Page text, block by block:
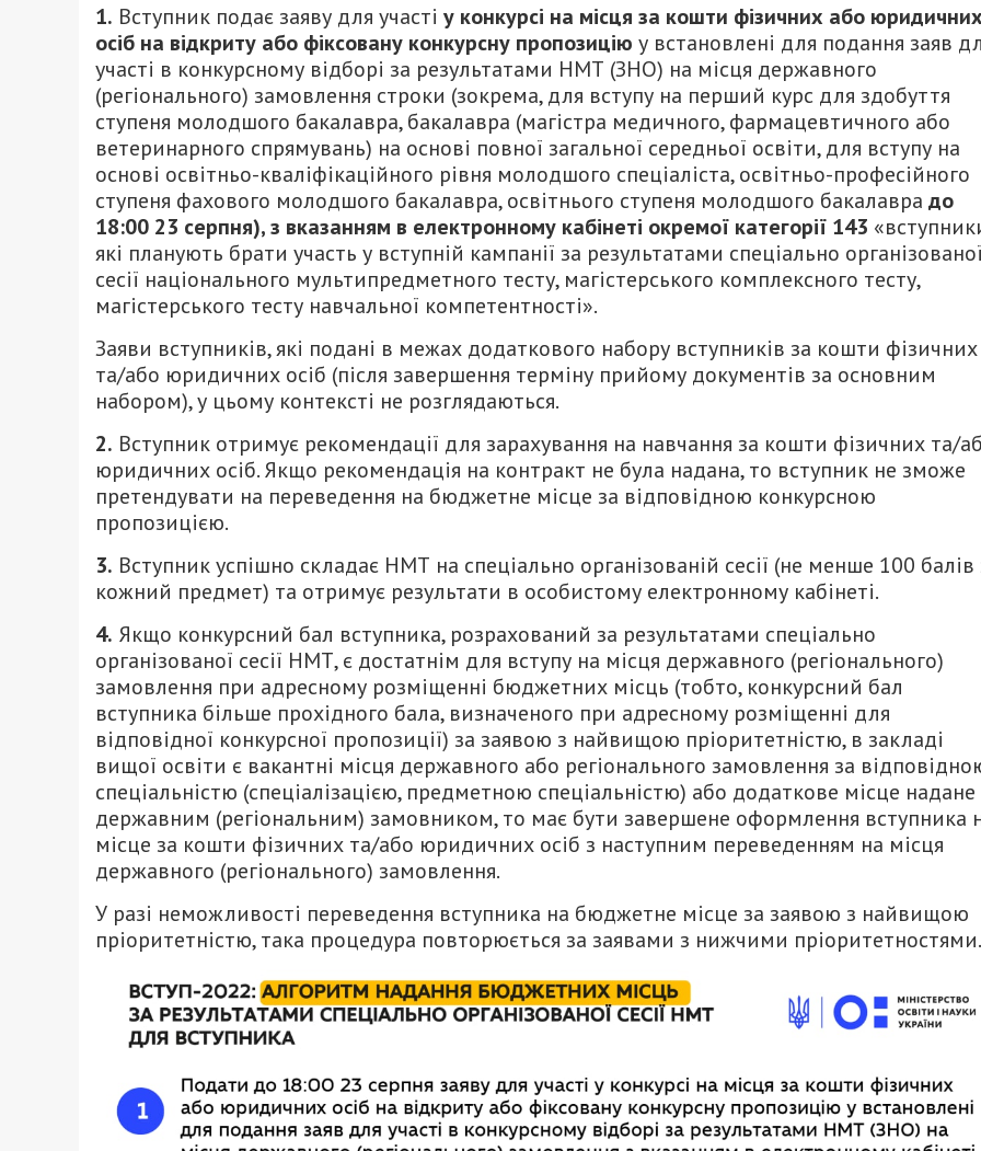
1. Вступник подає заяву для участі у конкурсі на місця за кошти фізичних або юридичних
осіб на відкриту або фіксовану конкурсну пропозицію у встановлені для подання заяв
участі в конкурсному відборі за результатами НМТ (ЗНО) на місця державного
(регіонального) замовлення строки (зокрема, для вступу на перший курс для здобуття
ступеня молодшого бакалавра, бакалавра (магістра медичного, фармацевтичного або
ветеринарного спрямувань) на основі повної загальної середньої освіти, для вступу на
основі освітньо-кваліфікаційного рівня молодшого спеціаліста, освітньо-професійного
ступеня фахового молодшого бакалавра, освітнього ступеня молодшого бакалавра до
18:00 23 серпня),з вказанням в електронному кабінеті окремої категорії 143
які планують брати участь у вступній кампанії за результатами спеціально організованої
сесії національного мультипредметного тесту, магістерського комплексного тесту,
магістерського тесту навчальної компетентності».
Заяви вступників, які подані в межах додаткового набору вступників за кошти фізичних
та/або юридичних осіб (після завершення терміну прийому документів за основним
набором), у цьому контексті не розглядаються.
2. Вступник отримує рекомендації для зарахування на навчання за кошти фізичних та/
юридичних осіб. Якщо рекомендація на контракт не була надана, то вступник не зможе
претендувати на переведення на бюджетне місце за відповідною конкурсною
пропозицією.
3. Вступник успішно складає НМТ на спеціально організованій сесії (не менше 100 балів
кожний предмет) та отримує результати в особистому електронному кабінеті.
4. Якщо конкурсний бал вступника, розрахований за результатами спеціально
організованої сесії НМТ, є достатнім для вступу на місця державного (регіонального)
замовлення при адресному розміщенні бюджетних місць (тобто, конкурсний бал
вступника більше прохідного бала, визначеного при адресному розміщенні для
відповідної конкурсної пропозиції) за заявою з найвищою пріоритетністю, в закладі
вищої освіти є вакантні місця державного або регіонального замовлення за
спеціальністю (спеціалізацією, предметною спеціальністю) або додаткове місце надане
державним (регіональним) замовником, то має бути завершене оформлення вступника
місце за кошти фізичних та/або юридичних осіб з наступним переведенням на місця
державного (регіонального) замовлення.
У разі неможливості переведення вступника на бюджетне місце за заявою з найвищою
пріоритетністю, така процедура повторюється за заявами з нижчими пріоритетностями.